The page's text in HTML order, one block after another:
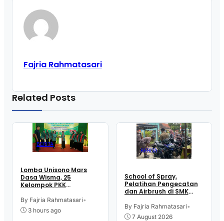
Fajria Rahmatasari
Related Posts
BERITA
Lomba Unisono Mars
Dasa Wisma, 25
Kelompok PKK
Purworejo Adu
Kekompakan
By Fajria Rahmatasari•
3 hours ago
BERITA
School of Spray,
Pelatihan Pengecatan
dan Airbrush di SMK
Kutoarjo
By Fajria Rahmatasari•
7 August 2026